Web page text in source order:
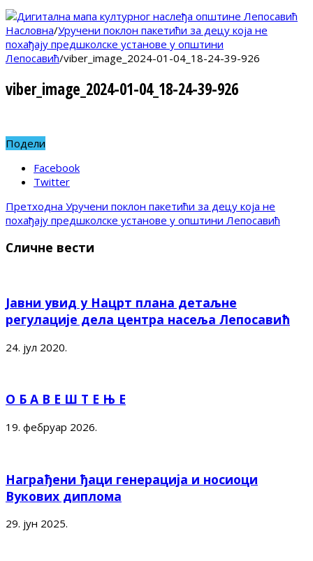
Насловна/Уручени поклон пакетићи за децу која не
похађају предшколске установе у општини
Лепосавић/viber_image_2024-01-04_18-24-39-926
viber_image_2024-01-04_18-24-39-926
Подели
Facebook
Twitter
Претходна Уручени поклон пакетићи за децу која не
похађају предшколске установе у општини Лепосавић
Сличне вести
Јавни увид у Нацрт плана детаљне
регулације дела центра насеља Лепосавић
24. јул 2020.
О Б А В Е Ш Т Е Њ Е
19. фебруар 2026.
Награђени ђаци генерација и носиоци
Вукових диплома
29. јун 2025.